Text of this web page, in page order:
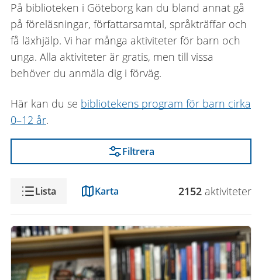
På biblioteken i Göteborg kan du bland annat gå
på föreläsningar, författarsamtal, språkträffar och
få läxhjälp. Vi har många aktiviteter för barn och
unga. Alla aktiviteter är gratis, men till vissa
behöver du anmäla dig i förväg.
Här kan du se bibliotekens program för barn cirka
0–12 år.
Filtrera
VisningLista Karta 2152 aktiviteter